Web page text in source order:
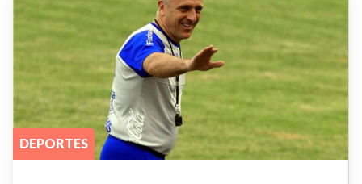
DEPORTES